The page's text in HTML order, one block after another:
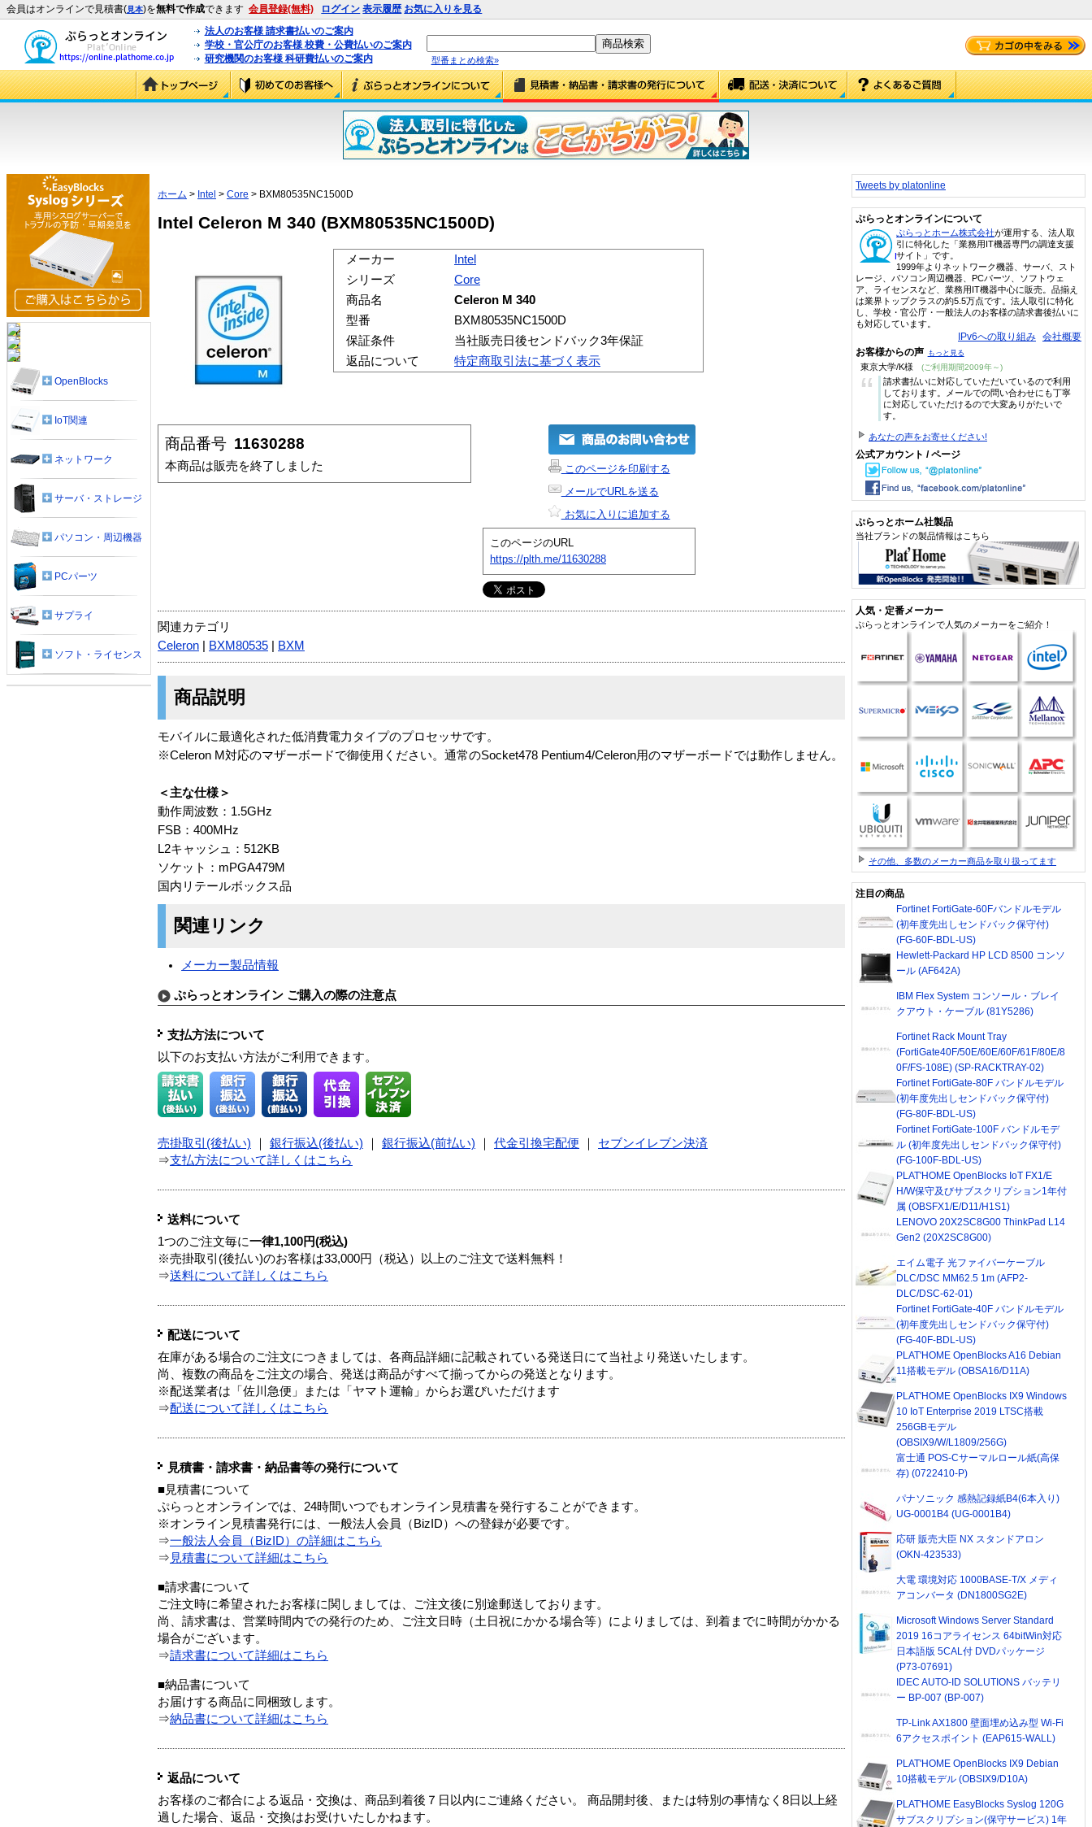
会員はオンラインで見積書(見本)を無料で作成できます 会員登録(無料) ログイン 表示履歴 お気に入りを見る
法人のお客様 請求書払いのご案内
学校・官公庁のお客様 校費・公費払いのご案内
研究機関のお客様 科研費払いのご案内
型番まとめ検索»
ホーム > Intel > Core > BXM80535NC1500D
Intel Celeron M 340 (BXM80535NC1500D)
メーカー
Intel
シリーズ
Core
商品名
Celeron M 340
型番
BXM80535NC1500D
保証条件
当社販売日後センドバック3年保証
返品について
特定商取引法に基づく表示
商品番号 11630288
本商品は販売を終了しました
このページを印刷する
メールでURLを送る
お気に入りに追加する
このページのURL
https://plth.me/11630288
関連カテゴリ
Celeron
BXM80535 BXM
商品説明
モバイルに最適化された低消費電力タイプのプロセッサです。
※Celeron M対応のマザーボードで御使用ください。通常のSocket478 Pentium4/Celeron用のマザーボードでは動作しません。
＜主な仕様＞
動作周波数：1.5GHz
FSB：400MHz
L2キャッシュ：512KB
ソケット：mPGA479M
国内リテールボックス品
関連リンク
メーカー製品情報
ぷらっとオンライン ご購入の際の注意点
支払方法について
以下のお支払い方法がご利用できます。
売掛取引(後払い) 銀行振込(後払い) 銀行振込(前払い) 代金引換宅配便
セブンイレブン決済
⇒支払方法について詳しくはこちら
送料について
1つのご注文毎に一律1,100円(税込)
※売掛取引(後払い)のお客様は33,000円（税込）以上のご注文で送料無料！
⇒送料について詳しくはこちら
配送について
在庫がある場合のご注文につきましては、各商品詳細に記載されている発送日にて当社より発送いたします。
尚、複数の商品をご注文の場合、発送は商品がすべて揃ってからの発送となります。
※配送業者は「佐川急便」または「ヤマト運輸」からお選びいただけます
⇒配送について詳しくはこちら
見積書・請求書・納品書等の発行について
■見積書について
ぷらっとオンラインでは、24時間いつでもオンライン見積書を発行することができます。
※オンライン見積書発行には、一般法人会員（BizID）への登録が必要です。
⇒一般法人会員（BizID）の詳細はこちら
⇒ 見積書について詳細はこちら
■請求書について
ご注文時に希望されたお客様に関しましては、ご注文後に別途郵送しております。
尚、請求書は、営業時間内での発行のため、ご注文日時（土日祝にかかる場合等）によりましては、到着までに時間がかかる
場合がございます。
⇒請求書について詳細はこちら
■納品書について
お届けする商品に同梱致します。
⇒納品書について詳細はこちら
返品について
お客様のご都合による返品・交換は、商品到着後７日以内にご連絡ください。 商品開封後、または特別の事情なく8日以上経
過した場合、返品・交換はお受けいたしかねます。
OpenBlocks
IoT関連
ネットワーク
サーバ・ストレージ
パソコン・周辺機器
PCパーツ
サプライ
ソフト・ライセンス
Tweets by platonline
ぷらっとオンラインについて
ぷらっとホーム株式会社が運用する、法人取
引に特化した「業務用IT機器専門の調達支援
サイト」です。
1999年よりネットワーク機器、サーバ、スト
レージ、パソコン周辺機器、PCパーツ、ソフトウェ
ア、ライセンスなど、業務用IT機器中心に販売。品揃え
は業界トップクラスの約5.5万点です。法人取引に特化
し、学校・官公庁・一般法人のお客様の請求書後払いに
も対応しています。
IPv6への取り組み 会社概要
お客様からの声 もっと見る
東京大学/K様 (ご利用期間2009年～)
“
請求書払いに対応していただいているので利用
しております。メールでの問い合わせにも丁寧
に対応していただけるので大変ありがたいで
す。
あなたの声をお寄せください!
公式アカウント / ページ
ぷらっとホーム社製品
当社ブランドの製品情報はこちら
人気・定番メーカー
ぷらっとオンラインで人気のメーカーをご紹介！
その他、多数のメーカー商品を取り扱ってます
注目の商品
Fortinet FortiGate-60Fバンドルモデル
(初年度先出しセンドバック保守付)
(FG-60F-BDL-US)
Hewlett-Packard HP LCD 8500 コンソ
ール (AF642A)
IBM Flex System コンソール・ブレイ
クアウト・ケーブル (81Y5286)
Fortinet Rack Mount Tray
(FortiGate40F/50E/60E/60F/61F/80E/8
0F/FS-108E) (SP-RACKTRAY-02)
Fortinet FortiGate-80F バンドルモデル
(初年度先出しセンドバック保守付)
(FG-80F-BDL-US)
Fortinet FortiGate-100F バンドルモデ
ル (初年度先出しセンドバック保守付)
(FG-100F-BDL-US)
PLAT'HOME OpenBlocks IoT FX1/E
H/W保守及びサブスクリプション1年付
属 (OBSFX1/E/D11/H1S1)
LENOVO 20X2SC8G00 ThinkPad L14
Gen2 (20X2SC8G00)
エイム電子 光ファイバーケーブル
DLC/DSC MM62.5 1m (AFP2-
DLC/DSC-62-01)
Fortinet FortiGate-40F バンドルモデル
(初年度先出しセンドバック保守付)
(FG-40F-BDL-US)
PLAT'HOME OpenBlocks A16 Debian
11搭載モデル (OBSA16/D11A)
PLAT'HOME OpenBlocks IX9 Windows
10 IoT Enterprise 2019 LTSC搭載
256GBモデル
(OBSIX9/W/L1809/256G)
富士通 POS-Cサーマルロール紙(高保
存) (0722410-P)
パナソニック 感熱記録紙B4(6本入り)
UG-0001B4 (UG-0001B4)
応研 販売大臣 NX スタンドアロン
(OKN-423533)
大電 環境対応 1000BASE-T/X メディ
アコンバータ (DN1800SG2E)
Microsoft Windows Server Standard
2019 16コアライセンス 64bitWin対応
日本語版 5CAL付 DVDパッケージ
(P73-07691)
IDEC AUTO-ID SOLUTIONS バッテリ
ー BP-007 (BP-007)
TP-Link AX1800 壁面埋め込み型 Wi-Fi
6アクセスポイント (EAP615-WALL)
PLAT'HOME OpenBlocks IX9 Debian
10搭載モデル (OBSIX9/D10A)
PLAT'HOME EasyBlocks Syslog 120G
サブスクリプション(保守サービス) 1年